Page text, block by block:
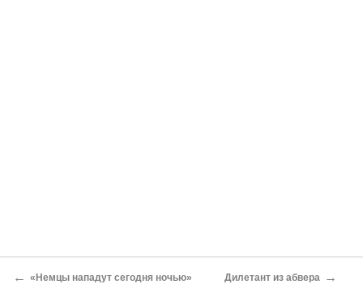
← «Немцы нападут сегодня ночью» Дилетант из абвера →